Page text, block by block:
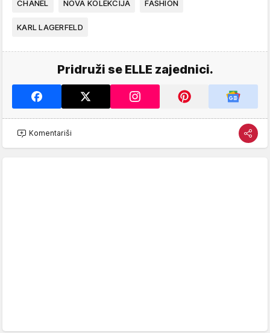
CHANEL NOVA KOLEKCIJA FASHION
KARL LAGERFELD
Pridruži se ELLE zajednici.
Komentariši